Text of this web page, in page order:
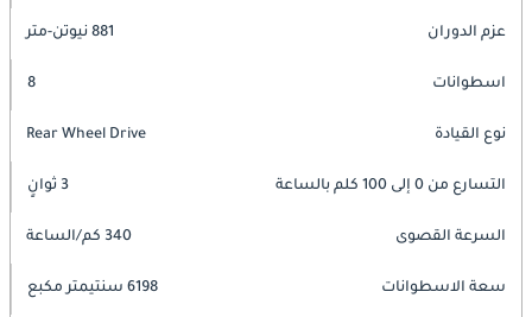
عزم الدوران 881 نيوتن-متر
اسطوانات 8
نوع القيادة Rear Wheel Drive
التسارع من 0 إلى 100 كلم بالساعة 3 ثوانٍ
السرعة القصوى 340 كم/الساعة
سعة الاسطوانات 6198 سنتيمتر مكبع